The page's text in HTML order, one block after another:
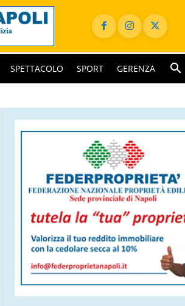
SPETTACOLO SPORT GERENZA